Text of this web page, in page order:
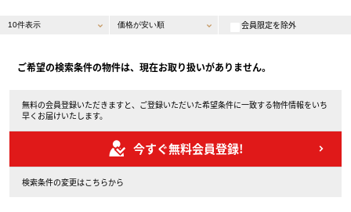
会員限定を除外
ご希望の検索条件の物件は、現在お取り扱いがありません。
無料の会員登録いただきますと、ご登録いただいた希望条件に一致する物件情報をいち
早くお届けいたします。
今すぐ無料会員登録!
検索条件の変更はこちらから